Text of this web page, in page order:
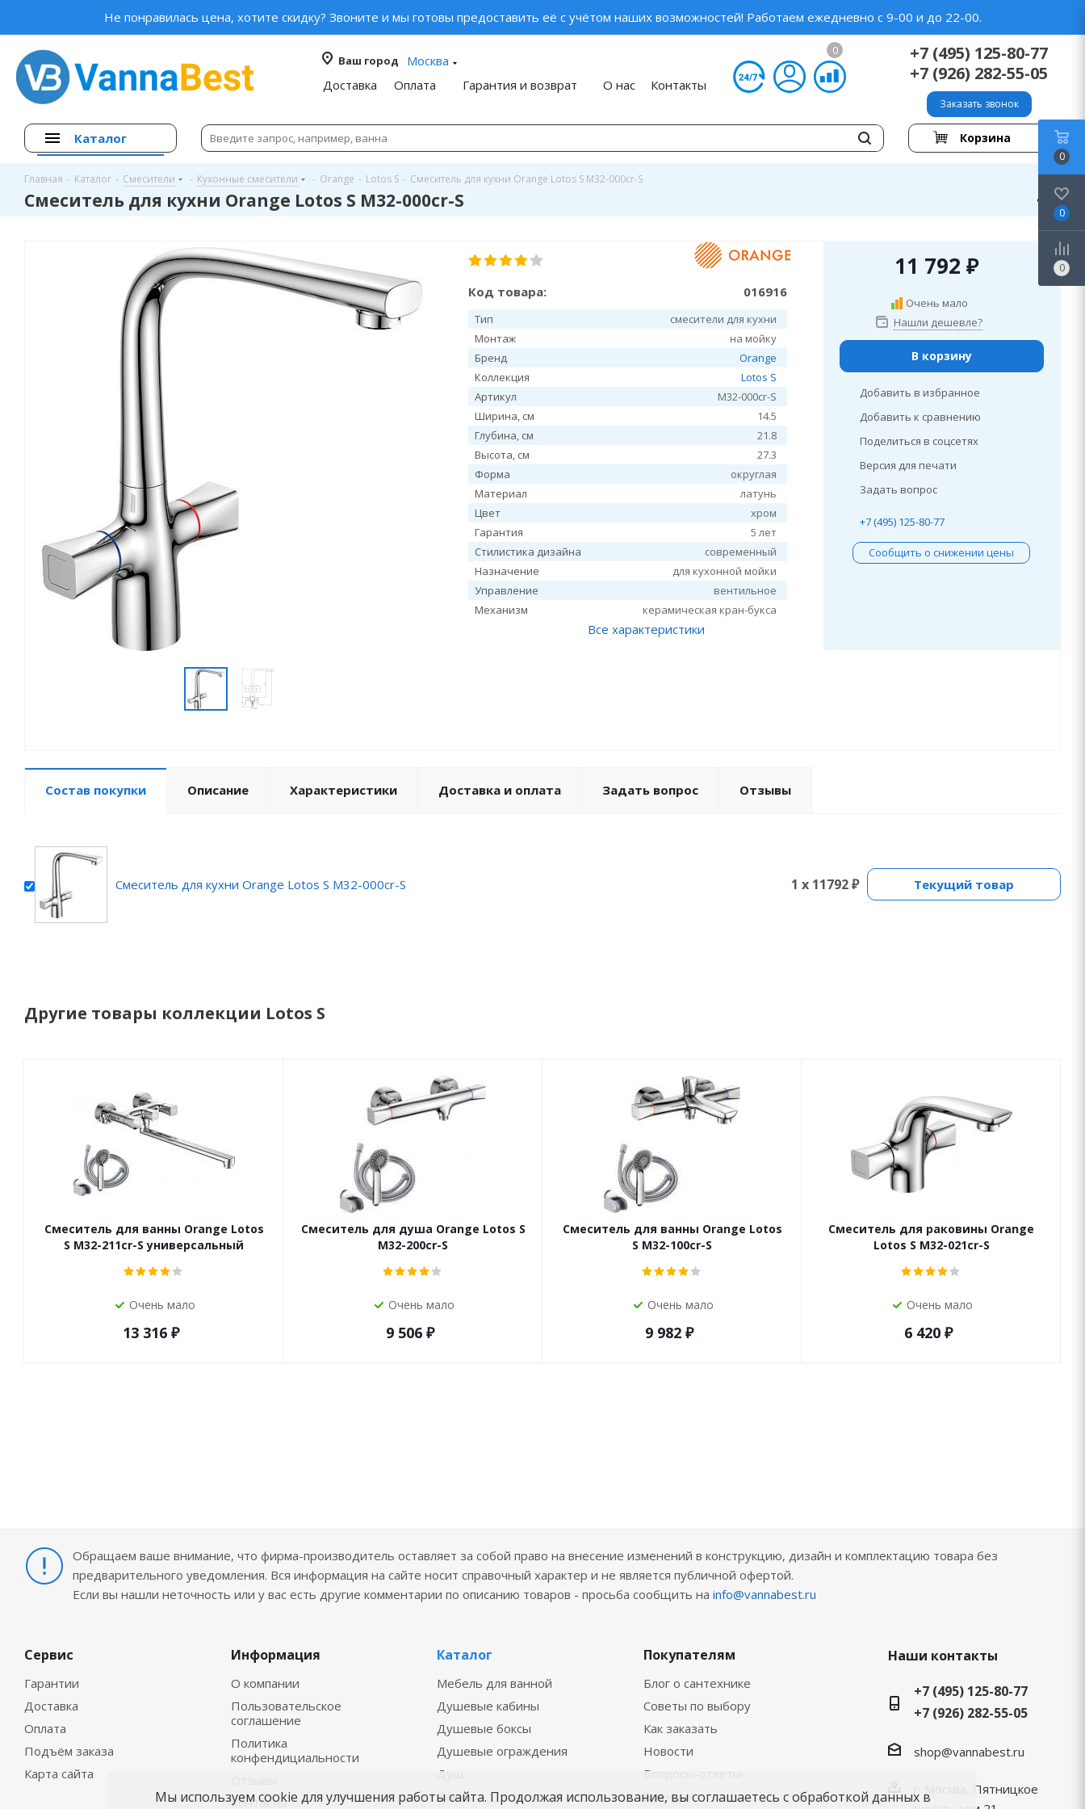
Не понравилась цена, хотите скидку? Звоните и мы готовы предоставить её с учётом наших возможностей! Работаем ежедневно с 9-00 и до 22-00.
Ваш город
Москва
Доставка
Оплата Гарантия и возврат О нас Контакты
0
+7 (495) 125-80-77
+7 (926) 282-55-05
Заказать звонок
Каталог Корзина
Главная - Каталог - Смесители - Кухонные смесители - Orange - Lotos S - Смеситель для кухни Orange Lotos S M32-000cr-S
Смеситель для кухни Orange Lotos S M32-000cr-S
Код товара: 016916
Тип
смесители для кухни
Монтаж
на мойку
Бренд
Orange
Коллекция
Lotos S
Артикул
M32-000cr-S
Ширина, см
14.5
Глубина, см
21.8
Высота, см
27.3
Форма
округлая
Материал
латунь
Цвет
хром
Гарантия
5 лет
Стилистика дизайна
современный
Назначение
для кухонной мойки
Управление
вентильное
Механизм
керамическая кран-букса
Все характеристики
11 792 ₽
Очень мало
Нашли дешевле?
В корзину
Добавить в избранное
Добавить к сравнению
Поделиться в соцсетях
Версия для печати
Задать вопрос
+7 (495) 125-80-77
Сообщить о снижении цены
Состав покупки Описание Характеристики Доставка и оплата Задать вопрос Отзывы
Смеситель для кухни Orange Lotos S M32-000cr-S 1 x 11792 ₽ Текущий товар
Другие товары коллекции Lotos S
Смеситель для ванны Orange Lotos
S M32-211cr-S универсальный
Очень мало
13 316 ₽
Смеситель для душа Orange Lotos S
M32-200cr-S
Очень мало
9 506 ₽
Смеситель для ванны Orange Lotos
S M32-100cr-S
Очень мало
9 982 ₽
Смеситель для раковины Orange
Lotos S M32-021cr-S
Очень мало
6 420 ₽
Обращаем ваше внимание, что фирма-производитель оставляет за собой право на внесение изменений в конструкцию, дизайн и комплектацию товара без
предварительного уведомления. Вся информация на сайте носит справочный характер и не является публичной офертой.
Если вы нашли неточность или у вас есть другие комментарии по описанию товаров - просьба сообщить на info@vannabest.ru
Сервис
Гарантии
Доставка
Оплата
Подъём заказа
Карта сайта
Информация
О компании
Пользовательское
соглашение
Политика
конфендициальности
Контакты
Каталог
Мебель для ванной
Душевые кабины
Душевые боксы
Душевые ограждения
Душ
Ванны
Покупателям
Блог о сантехнике
Советы по выбору
Как заказать
Новости
Вопросы-ответы
Бренды
Наши контакты
+7 (495) 125-80-77
+7 (926) 282-55-05
shop@vannabest.ru
г. Москва, Пятницкое
0
0
0
Мы используем cookie для улучшения работы сайта. Продолжая использование, вы соглашаетесь с обработкой данных в